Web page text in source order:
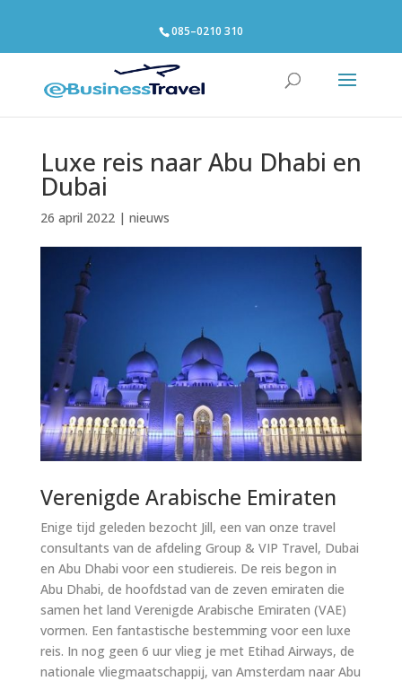
085–0210 310
Luxe reis naar Abu Dhabi en
Dubai
26 april 2022| nieuws
Verenigde Arabische Emiraten
Enige tijd geleden bezocht Jill, een van onze travel
consultants van de afdeling Group & VIP Travel, Dubai
en Abu Dhabi voor een studiereis. De reis begon in
Abu Dhabi, de hoofdstad van de zeven emiraten die
samen het land Verenigde Arabische Emiraten (VAE)
vormen. Een fantastische bestemming voor een luxe
reis. In nog geen 6 uur vlieg je met Etihad Airways, de
nationale vliegmaatschappij, van Amsterdam naar Abu